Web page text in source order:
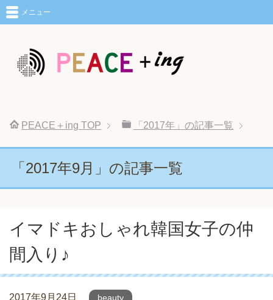
メニュー
PEACE＋ing TOP 「2017年」の記事一覧
「2017年9月」の記事一覧
イマドキおしゃれ韓国女子の仲
間入り♪
2017年9月24日 beauty